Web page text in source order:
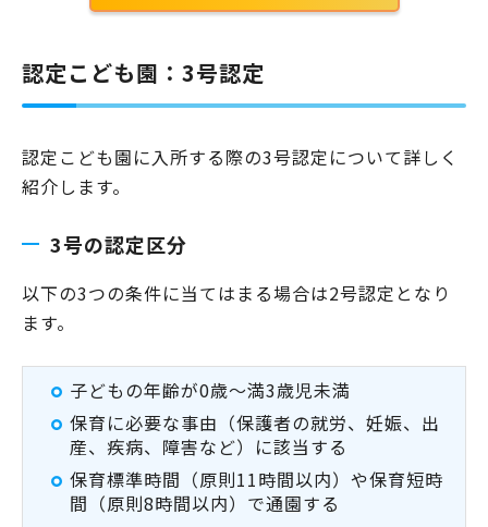
認定こども園：3号認定
認定こども園に入所する際の3号認定について詳しく
紹介します。
3号の認定区分
以下の3つの条件に当てはまる場合は2号認定となり
ます。
子どもの年齢が0歳〜満3歳児未満
保育に必要な事由（保護者の就労、妊娠、出
産、疾病、障害など）に該当する
保育標準時間（原則11時間以内）や保育短時
間（原則8時間以内）で通園する